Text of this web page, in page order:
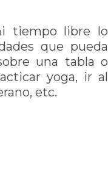
tiempo libre lo
que pueda
una tabla o
yoga, ir al
etc.